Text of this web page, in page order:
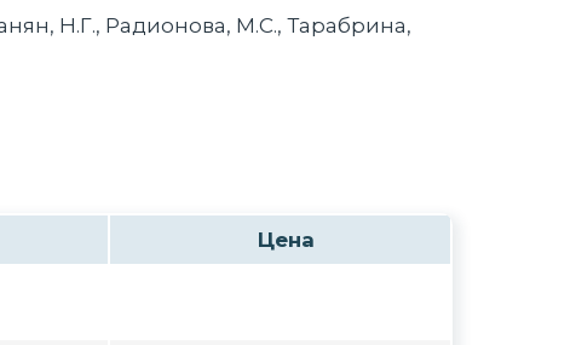
Н.Г., Радионова, М.C., Тарабрина,
Цена